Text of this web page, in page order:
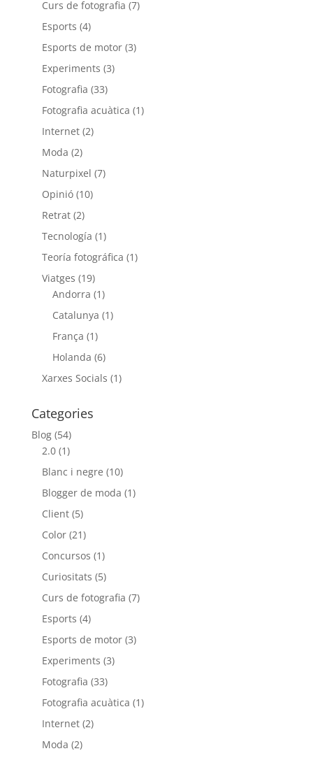
Curs de fotografia (7)
Esports (4)
Esports de motor(3)
Experiments (3)
Fotografia (33)
Fotografia acuàtica (1)
Internet(2)
Moda (2)
Naturpixel (7)
Opinió(10)
Retrat(2)
Tecnología (1)
Teoría fotográfica (1)
Viatges (19)
Andorra (1)
Catalunya (1)
França (1)
Holanda (6)
Xarxes Socials (1)
Categories
Blog(54)
2.0(1)
Blanc i negre (10)
Blogger de moda (1)
Client(5)
Color(21)
Concursos (1)
Curiositats (5)
Curs de fotografia (7)
Esports (4)
Esports de motor(3)
Experiments (3)
Fotografia (33)
Fotografia acuàtica (1)
Internet(2)
Moda (2)